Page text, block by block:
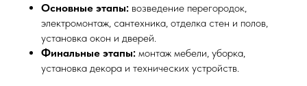
Основные этапы: возведение перегородок,
электромонтаж, сантехника, отделка стен и полов,
установка окон и дверей.
Финальные этапы: монтаж мебели, уборка,
установка декора и технических устройств.